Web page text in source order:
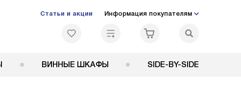
Статьи и акции Информация покупателям
ВИННЫЕ ШКАФЫ SIDE-BY-SIDE